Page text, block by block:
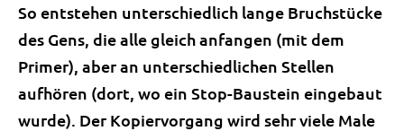
So entstehen unterschiedlich lange Bruchstücke
des Gens, die alle gleich anfangen (mit dem
Primer), aber an unterschiedlichen Stellen
aufhören (dort, wo ein Stop-Baustein eingebaut
wurde). Der Kopiervorgang wird sehr viele Male